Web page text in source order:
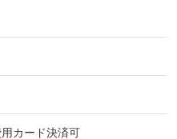
カード決済可